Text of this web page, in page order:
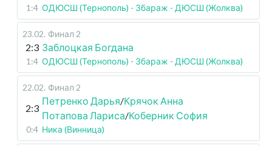
1:4 ОДЮСШ (Тернополь) - Збараж - ДЮСШ (Жолква)
23.02. Финал 2
2:3 Заблоцкая Богдана
1:4 ОДЮСШ (Тернополь) - Збараж - ДЮСШ (Жолква)
22.02. Финал 2
2:3
Петренко Дарья/Крячок Анна
Потапова Лариса/Коберник София
0:4 Ника (Винница)